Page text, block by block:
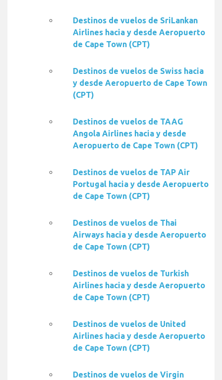
Destinos de vuelos de SriLankan
Airlines hacia y desde Aeropuerto
de Cape Town (CPT)
Destinos de vuelos de Swiss hacia
y desde Aeropuerto de Cape Town
(CPT)
Destinos de vuelos de TAAG
Angola Airlines hacia y desde
Aeropuerto de Cape Town (CPT)
Destinos de vuelos de TAP Air
Portugal hacia y desde Aeropuerto
de Cape Town (CPT)
Destinos de vuelos de Thai
Airways hacia y desde Aeropuerto
de Cape Town (CPT)
Destinos de vuelos de Turkish
Airlines hacia y desde Aeropuerto
de Cape Town (CPT)
Destinos de vuelos de United
Airlines hacia y desde Aeropuerto
de Cape Town (CPT)
Destinos de vuelos de Virgin